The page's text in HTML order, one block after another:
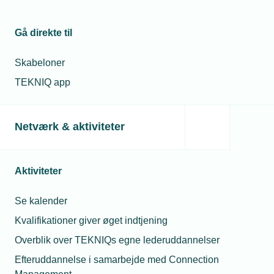
Gå direkte til
Skabeloner
TEKNIQ app
Netværk & aktiviteter
Aktiviteter
Se kalender
Kvalifikationer giver øget indtjening
Overblik over TEKNIQs egne lederuddannelser
Efteruddannelse i samarbejde med Connection
erhvervsuddannelserne
Ny digital indgang til
Relaterede nyheder